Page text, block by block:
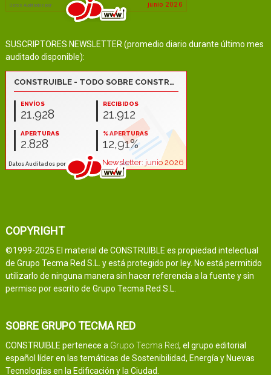
SUSCRIPTORES NEWSLETTER (promedio diario durante último mes
auditado disponible):
COPYRIGHT
©1999-2025 El material de CONSTRUIBLE es propiedad intelectual
de Grupo Tecma Red S.L. y está protegido por ley. No está permitido
utilizarlo de ninguna manera sin hacer referencia a la fuente y sin
permiso por escrito de Grupo Tecma Red S.L.
SOBRE GRUPO TECMA RED
CONSTRUIBLE pertenece a Grupo Tecma Red, el grupo editorial
español líder en las temáticas de Sostenibilidad, Energía y Nuevas
Tecnologías en la Edificación y la Ciudad.